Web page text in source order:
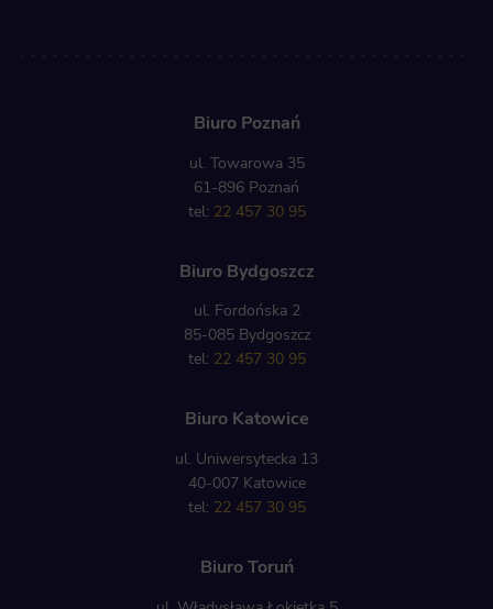
Biuro Poznań
ul. Towarowa 35
61-896 Poznań
tel: 22 457 30 95
Biuro Bydgoszcz
ul. Fordońska 2
85-085 Bydgoszcz
tel: 22 457 30 95
Biuro Katowice
ul. Uniwersytecka 13
40-007 Katowice
tel: 22 457 30 95
Biuro Toruń